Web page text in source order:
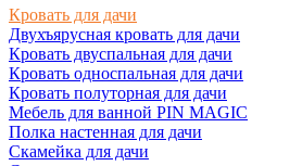
Кровать для дачи
Двухъярусная кровать для дачи
Кровать двуспальная для дачи
Кровать односпальная для дачи
Кровать полуторная для дачи
Мебель для ванной PIN MAGIC
Полка настенная для дачи
Скамейка для дачи